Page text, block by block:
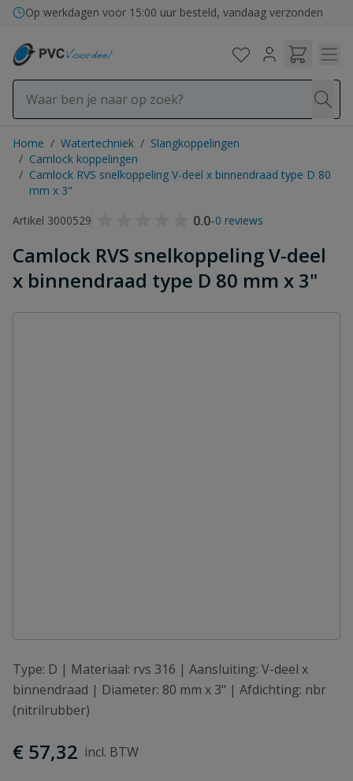
Ga naar de inhoud
Op werkdagen voor 15:00 uur besteld, vandaag verzonden
Home / Watertechniek / Slangkoppelingen
/ Camlock koppelingen
/ Camlock RVS snelkoppeling V-deel x binnendraad type D 80
mm x 3"
Artikel 3000529
0.0-0 reviews
Camlock RVS snelkoppeling V-deel
x binnendraad type D 80 mm x 3"
Type: D | Materiaal: rvs 316 | Aansluiting: V-deel x
binnendraad | Diameter: 80 mm x 3" | Afdichting: nbr
(nitrilrubber)
€ 57,32